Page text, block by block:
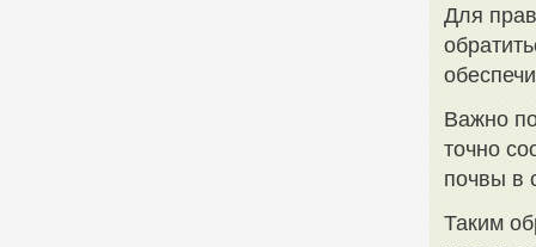
Для
Важно
точно
почвы в
Таким